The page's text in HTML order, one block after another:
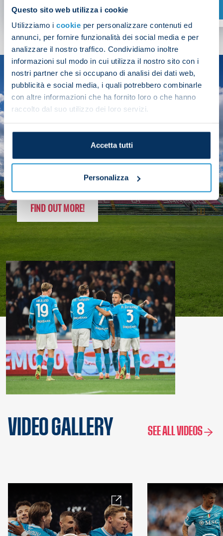
Questo sito web utilizza i cookie
Utilizziamo i cookie per personalizzare contenuti ed
annunci, per fornire funzionalità dei social media e per
analizzare il nostro traffico. Condividiamo inoltre
informazioni sul modo in cui utilizza il nostro sito con i
nostri partner che si occupano di analisi dei dati web,
pubblicità e social media, i quali potrebbero combinarle
con altre informazioni che ha fornito loro o che hanno
raccolto dal suo utilizzo dei loro servizi.
Accetta tutti
Personalizza
SHOP NOW
SEASON
2025/26
FOLLOW THE CHAMPS' JOURNEY
FIND OUT MORE!
VIDEO GALLERY SEE ALL VIDEOS